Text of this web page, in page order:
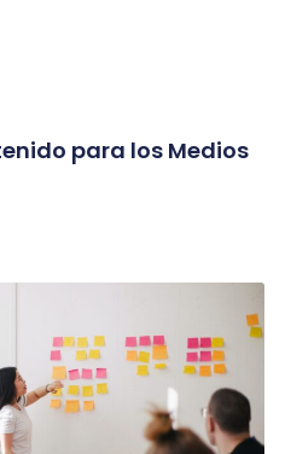
para los Medios